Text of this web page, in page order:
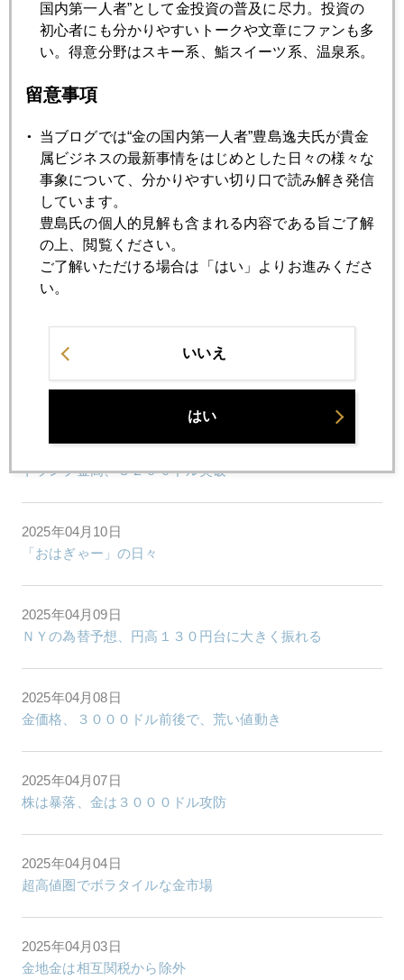
2025年04月18日
金急騰、やっと一服
2025年04月17日
押さえ「金」１位
2025年04月16日
国際金価格、３３００ドル視野
2025年04月15日
2025年04月14日
金、高値追い、どこまで
2025年04月11日
トランプ金高、３２００ドル突破
2025年04月10日
「おはぎゃー」の日々
2025年04月09日
ＮＹの為替予想、円高１３０円台に大きく振れる
2025年04月08日
金価格、３０００ドル前後で、荒い値動き
2025年04月07日
株は暴落、金は３０００ドル攻防
2025年04月04日
超高値圏でボラタイルな金市場
2025年04月03日
金地金は相互関税から除外
国内第一人者”として金投資の普及に尽力。投資の
初心者にも分かりやすいトークや文章にファンも多
い。得意分野はスキー系、鮨スイーツ系、温泉系。
留意事項
当ブログでは“金の国内第一人者”豊島逸夫氏が貴金
属ビジネスの最新事情をはじめとした日々の様々な
事象について、分かりやすい切り口で読み解き発信
しています。
豊島氏の個人的見解も含まれる内容である旨ご了解
の上、閲覧ください。
ご了解いただける場合は「はい」よりお進みくださ
い。
いいえ
はい